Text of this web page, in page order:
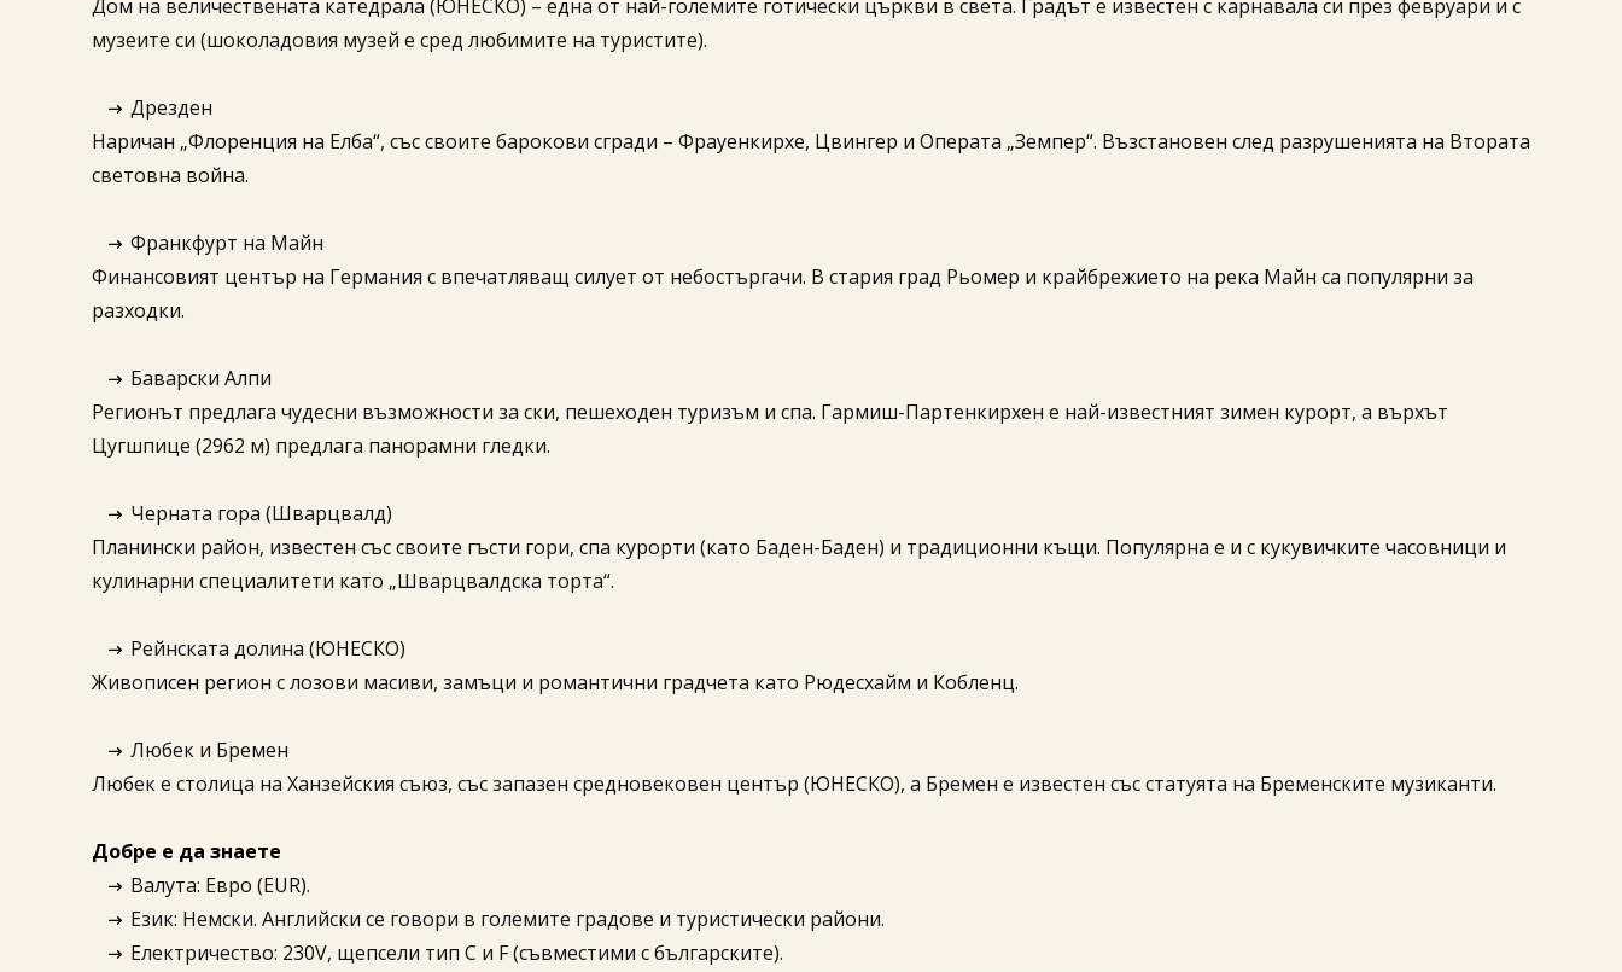
Дом на величествената катедрала (ЮНЕСКО) – една от най-големите готически църкви в света. Градът е известен с карнавала си през февруари и с
музеите си (шоколадовия музей е сред любимите на туристите).
Дрезден
Наричан „Флоренция на Елба“, със своите барокови сгради – Фрауенкирхе, Цвингер и Операта „Земпер“. Възстановен след разрушенията на Втората
световна война.
Франкфурт на Майн
Финансовият център на Германия с впечатляващ силует от небостъргачи. В стария град Рьомер и крайбрежието на река Майн са популярни за
разходки.
Баварски Алпи
Регионът предлага чудесни възможности за ски, пешеходен туризъм и спа. Гармиш-Партенкирхен е най-известният зимен курорт, а върхът
Цугшпице (2962 м) предлага панорамни гледки.
Черната гора (Шварцвалд)
Планински район, известен със своите гъсти гори, спа курорти (като Баден-Баден) и традиционни къщи. Популярна е и с кукувичките часовници и
кулинарни специалитети като „Шварцвалдска торта“.
Рейнската долина (ЮНЕСКО)
Живописен регион с лозови масиви, замъци и романтични градчета като Рюдесхайм и Кобленц.
Любек и Бремен
Любек е столица на Ханзейския съюз, със запазен средновековен център (ЮНЕСКО), а Бремен е известен със статуята на Бременските музиканти.
Добре е да знаете
Валута: Евро (EUR).
Език: Немски. Английски се говори в големите градове и туристически райони.
Електричество: 230V, щепсели тип C и F (съвместими с българските).